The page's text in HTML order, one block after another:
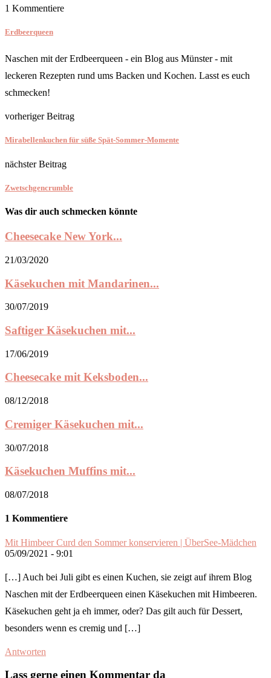
1 Kommentiere
Erdbeerqueen
Naschen mit der Erdbeerqueen - ein Blog aus Münster - mit
leckeren Rezepten rund ums Backen und Kochen. Lasst es euch
schmecken!
vorheriger Beitrag
Mirabellenkuchen für süße Spät-Sommer-Momente
nächster Beitrag
Zwetschgencrumble
Was dir auch schmecken könnte
Cheesecake New York...
21/03/2020
Käsekuchen mit Mandarinen...
30/07/2019
Saftiger Käsekuchen mit...
17/06/2019
Cheesecake mit Keksboden...
08/12/2018
Cremiger Käsekuchen mit...
30/07/2018
Käsekuchen Muffins mit...
08/07/2018
1 Kommentiere
Mit Himbeer Curd den Sommer konservieren | ÜberSee-Mädchen
05/09/2021 - 9:01
[…] Auch bei Juli gibt es einen Kuchen, sie zeigt auf ihrem Blog
Naschen mit der Erdbeerqueen einen Käsekuchen mit Himbeeren.
Käsekuchen geht ja eh immer, oder? Das gilt auch für Dessert,
besonders wenn es cremig und […]
Antworten
Lass gerne einen Kommentar da